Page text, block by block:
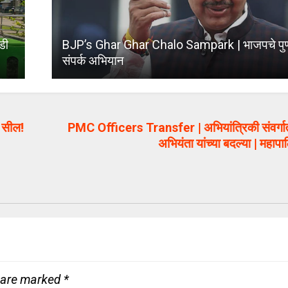
BJP’s Ghar Ghar Chalo Sampark | भाजपचे
संपर्क अभियान
PMC Officers Transfer | अभियांत्रिकी
अभियंता यांच्या बदल्या |
marked *